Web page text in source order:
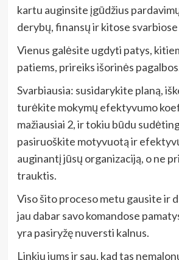
kartu auginsite įgūdžius
derybų, finansų ir kitose
Vienus galėsite ugdyti patys,
patiems, prireiks išorinės
Svarbiausia: susidarykite planą,
turėkite mokymų efektyvumo
mažiausiai 2, ir tokiu būdu
pasiruoškite motyvuotą ir
auginantį jūsų organizaciją, o ne
trauktis.
Viso šito proceso metu gausite ir
jau dabar savo komandose
yra pasiryžę nuversti kalnus.
Linkiu jums ir sau, kad tas